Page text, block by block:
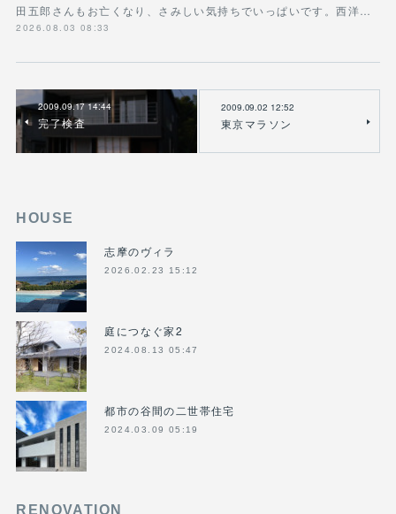
田五郎さんもお亡くなり、さみしい気持ちでいっぱいです。西洋…
2026.08.03 08:33
2009.09.17 14:44
完了検査
2009.09.02 12:52
東京マラソン
HOUSE
志摩のヴィラ
2026.02.23 15:12
庭につなぐ家2
2024.08.13 05:47
都市の谷間の二世帯住宅
2024.03.09 05:19
RENOVATION